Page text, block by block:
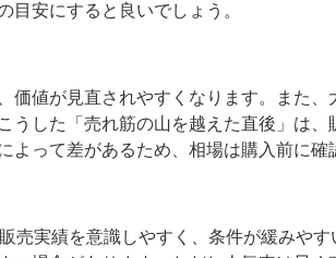
目安にすると良いでしょう。
価値が見直されやすくなります。また、
うした「売れ筋の山を越えた直後」は、
って差があるため、相場は購入前に確
売実績を意識しやすく、条件が緩みや